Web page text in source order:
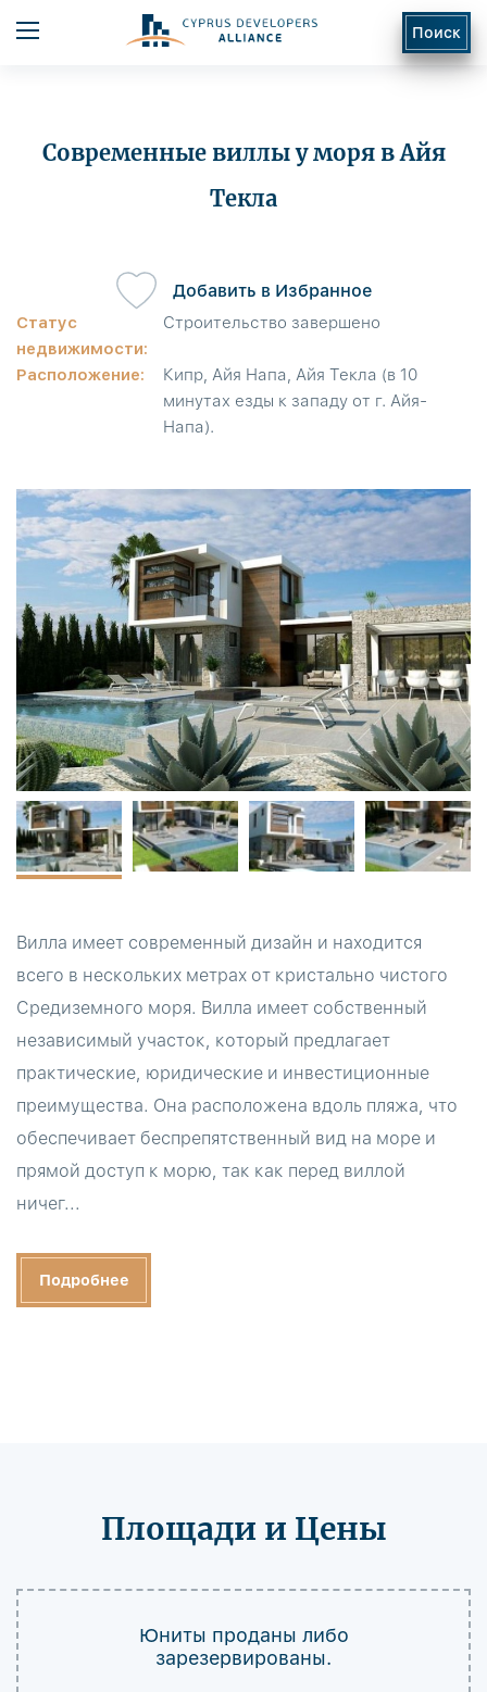
Поиск
Современные виллы у моря в Айя
Текла
Статус
недвижимости:
Строительство завершено
Расположение:
Кипр, Айя Напа, Айя Текла (в 10
минутах езды к западу от г. Айя-
Напа).
Добавить в Избранное
Вилла имеет современный дизайн и находится
всего в нескольких метрах от кристально чистого
Средиземного моря. Вилла имеет собственный
независимый участок, который предлагает
практические, юридические и инвестиционные
преимущества. Она расположена вдоль пляжа, что
обеспечивает беспрепятственный вид на море и
прямой доступ к морю, так как перед виллой
ничег...
Подробнее
Площади и Цены
Юниты проданы либо
зарезервированы.